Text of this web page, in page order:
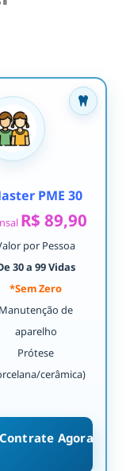
PME 30
R$ 89,90
por Pessoa
30 a 99 Vidas
*Sem Zero
Manutenção de
aparelho
Prótese
cerâmica)
Contrate Agora